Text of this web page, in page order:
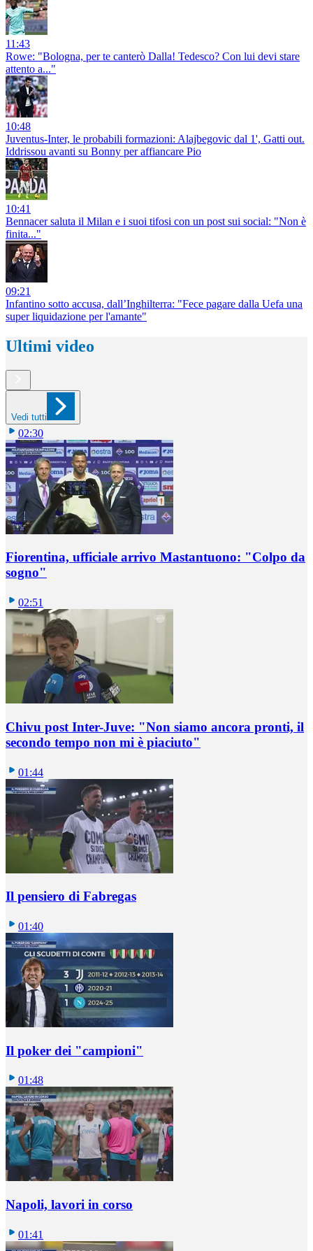
11:43
Rowe: "Bologna, per te canterò Dalla! Tedesco? Con lui devi stare
attento a..."
10:48
Juventus-Inter, le probabili formazioni: Alajbegovic dal 1', Gatti out.
Iddrissou avanti su Bonny per affiancare Pio
10:41
Bennacer saluta il Milan e i suoi tifosi con un post sui social: "Non è
finita..."
09:21
Infantino sotto accusa, dall’Inghilterra: "Fece pagare dalla Uefa una
super liquidazione per l'amante"
Ultimi video
Vedi tutti
02:30
Fiorentina, ufficiale arrivo Mastantuono: "Colpo da
sogno"
02:51
Chivu post Inter-Juve: "Non siamo ancora pronti, il
secondo tempo non mi è piaciuto"
01:44
Il pensiero di Fabregas
01:40
Il poker dei "campioni"
01:48
Napoli, lavori in corso
01:41